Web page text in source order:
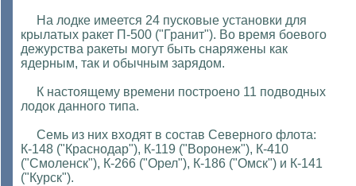
На лодке имеется 24 пусковые установки для
крылатых ракет П-500 ("Гранит"). Во время боевого
дежурства ракеты могут быть снаряжены как
ядерным, так и обычным зарядом.
К настоящему времени построено 11 подводных
лодок данного типа.
Семь из них входят в состав Северного флота:
К-148 ("Краснодар"), К-119 ("Воронеж"), К-410
("Смоленск"), К-266 ("Орел"), К-186 ("Омск") и К-141
("Курск").